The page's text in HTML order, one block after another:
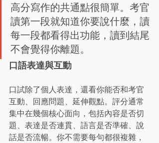
高分寫作的共通點很簡單。考官
讀第一段就知道你要說什麼，讀
每一段都看得出功能，讀到結尾
不會覺得你離題。
口語表達與互動
口試除了個人表達，還看你能否和考官
互動、回應問題、延伸觀點。評分通常
集中在幾個核心面向，包括內容是否切
題、表達是否連貫、語言是否準確、說
話是否流暢。你不需要每句都很複雜，